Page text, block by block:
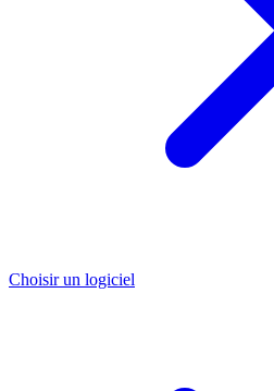
Choisir un logiciel